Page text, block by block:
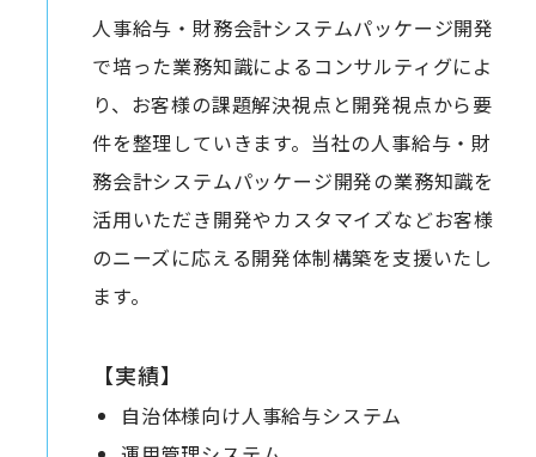
人事給与・財務会計システムパッケージ開発
で培った業務知識によるコンサルティグによ
り、お客様の課題解決視点と開発視点から要
件を整理していきます。当社の人事給与・財
務会計システムパッケージ開発の業務知識を
活用いただき開発やカスタマイズなどお客様
のニーズに応える開発体制構築を支援いたし
ます。
【実績】
自治体様向け人事給与システム